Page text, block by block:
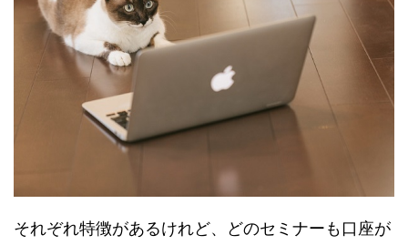
それぞれ特徴があるけれど、どのセミナーも口座が